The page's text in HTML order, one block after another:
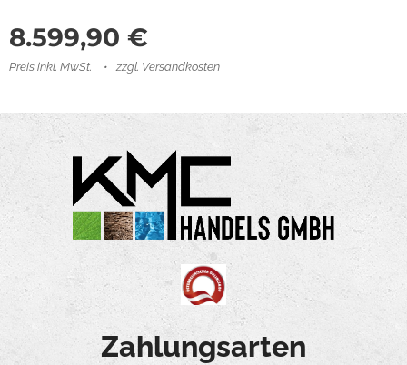
8.599,90 €
Preis inkl. MwSt. zzgl. Versandkosten
Zahlungsarten